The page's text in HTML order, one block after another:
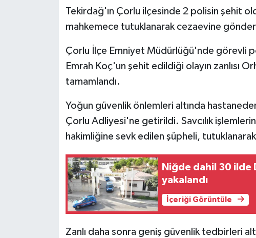
Tekirdağ'ın Çorlu ilçesinde 2 polisin şehit
mahkemece tutuklanarak cezaevine
Çorlu İlçe Emniyet Müdürlüğü'nde görevli
Emrah Koç'un şehit edildiği olayın zanlısı
tamamlandı.
Yoğun güvenlik önlemleri altında
Çorlu Adliyesi'ne getirildi. Savcılık
hakimliğine sevk edilen şüpheli,
Niğde dahil 30 ilde
yakalandı
İçeriği Görüntüle
Zanlı daha sonra geniş güvenlik tedbirleri